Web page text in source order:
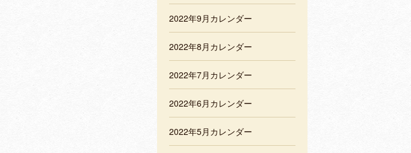
2022年9月カレンダー
2022年8月カレンダー
2022年7月カレンダー
2022年6月カレンダー
2022年5月カレンダー